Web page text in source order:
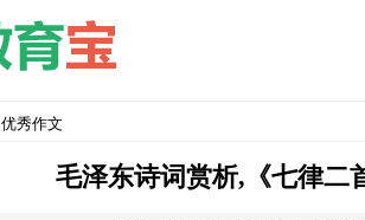
优秀作文
毛泽东诗词赏析,《七律二